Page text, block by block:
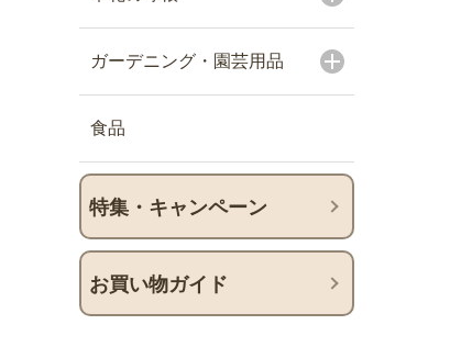
ガーデニング・園芸用品
食品
特集・キャンペーン
お買い物ガイド